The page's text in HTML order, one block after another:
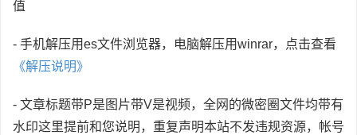
值
- 手机解压用es文件浏览器，电脑解压用winrar，点击查看
《解压说明》
- 文章标题带P是图片带V是视频，全网的微密圈文件均带有
水印这里提前和您说明，重复声明本站不发违规资源，帐号